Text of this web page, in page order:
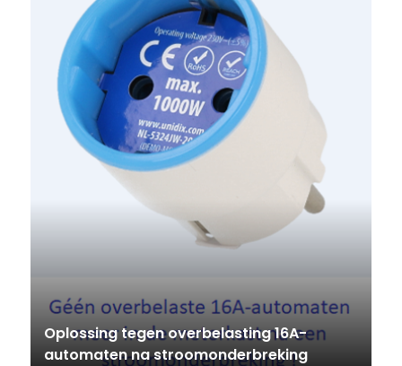
Oplossing tegen overbelasting 16A-
automaten na stroomonderbreking